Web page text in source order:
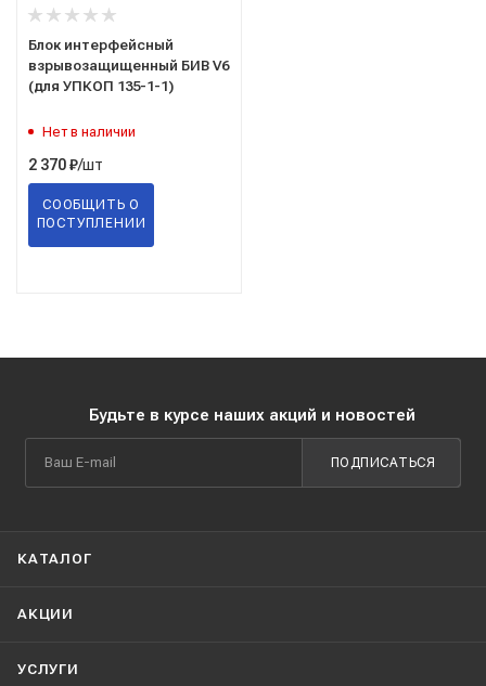
Блок интерфейсный
взрывозащищенный БИВ V6
(для УПКОП 135-1-1)
Нет в наличии
2 370₽/шт
СООБЩИТЬ О
ПОСТУПЛЕНИИ
Будьте в курсе наших акций и новостей
ПОДПИСАТЬСЯ
КАТАЛОГ
АКЦИИ
УСЛУГИ